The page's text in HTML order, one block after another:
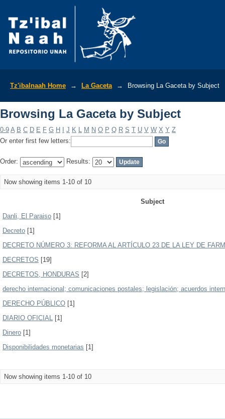
Tz'ibalnaah Home → La Gaceta → Browsing La Gaceta by Subject
Browsing La Gaceta by Subject
0-9 A B C D E F G H J K L M N O P Q R S T U V W X Y Z
Or enter first few letters:
Order: Results:
Now showing items 1-10 of 10
Subject
Danli, El Paraiso [1]
Decreto [1]
DECRETO NÚMERO 3: REFORMA AL ARTÍCULO 23 DE LA LEY DE
DECRETOS [19]
DECRETOS, HONDURAS [2]
derecho internacional; comunicaciones postales; legislación; acuerdos
DERECHO PÚBLICO [1]
DIARIO OFICIAL [1]
Dinero [1]
Disponibilidades monetarias [1]
Now showing items 1-10 of 10